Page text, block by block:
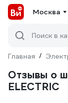
Москва
Поиск в
Главная /
Отзывы о
ELECTRIC